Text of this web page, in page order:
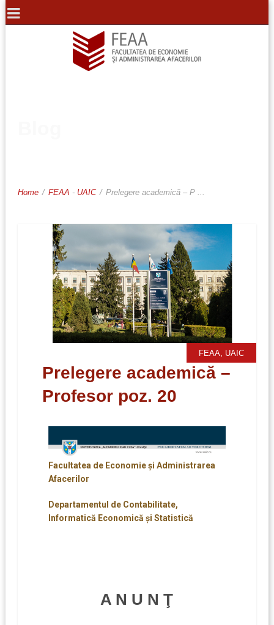
Home / FEAA - UAIC / Prelegere academică – P ...
FEAA UAIC
Prelegere academică –
Profesor poz. 20
Facultatea de Economie şi Administrarea
Afacerilor
Departamentul de Contabilitate,
Informatică Economică şi Statistică
A N U N Ţ